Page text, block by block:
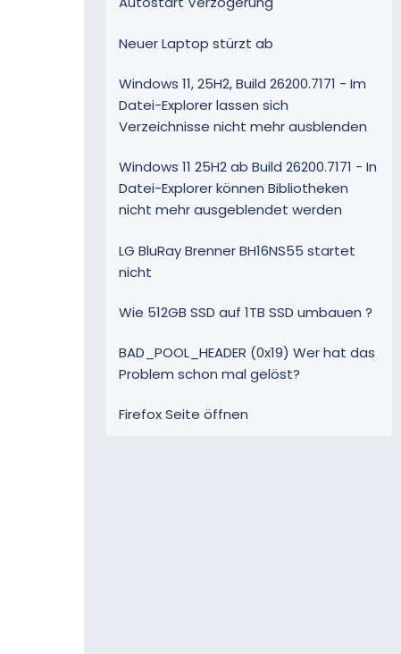
Neuer Laptop stürzt ab
Windows 11, 25H2, Build 26200.7171 - Im
Datei-Explorer lassen sich
Verzeichnisse nicht mehr ausblenden
Windows 11 25H2 ab Build 26200.7171 - In
Datei-Explorer können Bibliotheken
nicht mehr ausgeblendet werden
LG BluRay Brenner BH16NS55 startet
nicht
Wie 512GB SSD auf 1TB SSD umbauen ?
BAD_POOL_HEADER (0x19) Wer hat das
Problem schon mal gelöst?
Firefox Seite öffnen